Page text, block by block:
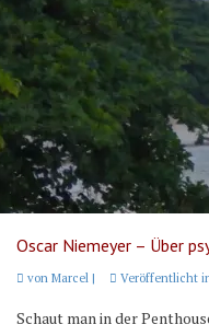
Oscar Niemeyer – Über
von Marcel | Veröffentlicht
Schaut man in der